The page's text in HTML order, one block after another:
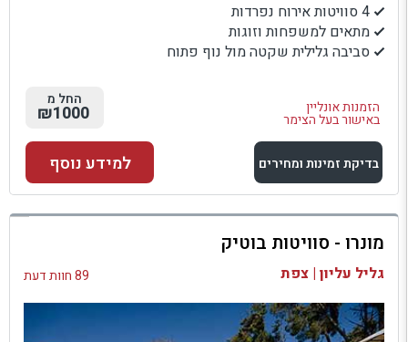
4 סוויטות אירוח נפרדות
מתאים למשפחות וזוגות
סביבה גלילית שקטה מול נוף פתוח
הזמנות אונליין
באישור בעל הצימר
החל מ
₪1000
בדיקת זמינות ומחירים
למתחם זה
בדיקת זמינות ומחירים
למידע נוסף
מונרו - סוויטות בוטיק
גליל עליון | צפת 89 חוות דעת